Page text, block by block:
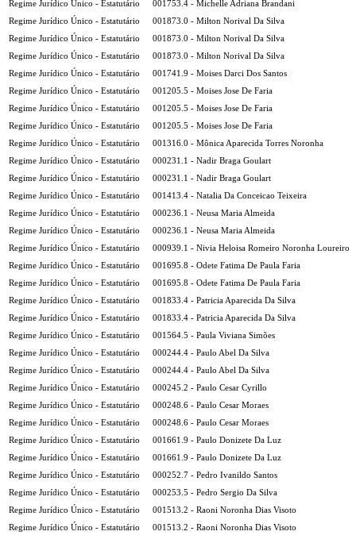
Regime Jurídico Único - Estatutário
001753.4 - Michelle Adriana Brandani
Regime Jurídico Único - Estatutário
001873.0 - Milton Norival Da Silva
Regime Jurídico Único - Estatutário
001873.0 - Milton Norival Da Silva
Regime Jurídico Único - Estatutário
001873.0 - Milton Norival Da Silva
Regime Jurídico Único - Estatutário
001741.9 - Moises Darci Dos Santos
Regime Jurídico Único - Estatutário
001205.5 - Moises Jose De Faria
Regime Jurídico Único - Estatutário
001205.5 - Moises Jose De Faria
Regime Jurídico Único - Estatutário
001205.5 - Moises Jose De Faria
Regime Jurídico Único - Estatutário
001316.0 - Mônica Aparecida Torres Noronha
Regime Jurídico Único - Estatutário
000231.1 - Nadir Braga Goulart
Regime Jurídico Único - Estatutário
000231.1 - Nadir Braga Goulart
Regime Jurídico Único - Estatutário
001413.4 - Natalia Da Conceicao Teixeira
Regime Jurídico Único - Estatutário
000236.1 - Neusa Maria Almeida
Regime Jurídico Único - Estatutário
000236.1 - Neusa Maria Almeida
Regime Jurídico Único - Estatutário
000939.1 - Nivia Heloisa Romeiro Noronha Loureiro
Regime Jurídico Único - Estatutário
001695.8 - Odete Fatima De Paula Faria
Regime Jurídico Único - Estatutário
001695.8 - Odete Fatima De Paula Faria
Regime Jurídico Único - Estatutário
001833.4 - Patricia Aparecida Da Silva
Regime Jurídico Único - Estatutário
001833.4 - Patricia Aparecida Da Silva
Regime Jurídico Único - Estatutário
001564.5 - Paula Viviana Simões
Regime Jurídico Único - Estatutário
000244.4 - Paulo Abel Da Silva
Regime Jurídico Único - Estatutário
000244.4 - Paulo Abel Da Silva
Regime Jurídico Único - Estatutário
000245.2 - Paulo Cesar Cyrillo
Regime Jurídico Único - Estatutário
000248.6 - Paulo Cesar Moraes
Regime Jurídico Único - Estatutário
000248.6 - Paulo Cesar Moraes
Regime Jurídico Único - Estatutário
001661.9 - Paulo Donizete Da Luz
Regime Jurídico Único - Estatutário
001661.9 - Paulo Donizete Da Luz
Regime Jurídico Único - Estatutário
000252.7 - Pedro Ivanildo Santos
Regime Jurídico Único - Estatutário
000253.5 - Pedro Sergio Da Silva
Regime Jurídico Único - Estatutário
001513.2 - Raoni Noronha Dias Visoto
Regime Jurídico Único - Estatutário
001513.2 - Raoni Noronha Dias Visoto